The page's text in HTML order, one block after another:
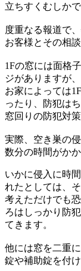
立ちすくむしか
度重なる報道で
お客様とその相
1Fの窓には面格
ジがありますが、
お家によっては
ったり、防犯は
窓回りの防犯対
実際、空き巣の
数分の時間がか
いかに侵入に時
れたとしては、
考えただけでも
ろはしっかり防
てきます。
他には窓を二重
錠や補助錠を付